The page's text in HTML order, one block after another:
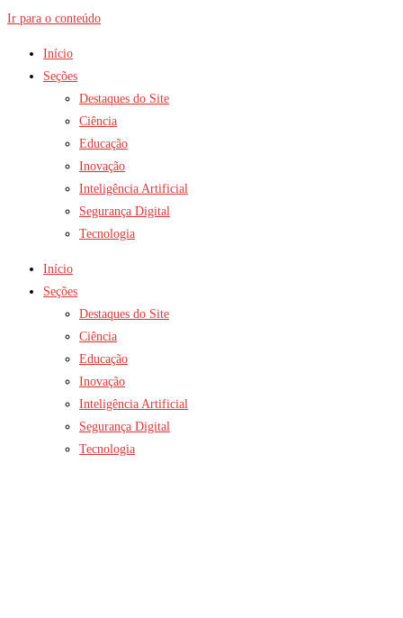
Ir para o conteúdo
Início
Seções
Destaques do Site
Ciência
Educação
Inovação
Inteligência Artificial
Segurança Digital
Tecnologia
Início
Seções
Destaques do Site
Ciência
Educação
Inovação
Inteligência Artificial
Segurança Digital
Tecnologia